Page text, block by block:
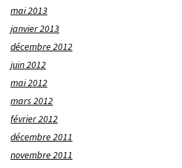
mai 2013
janvier 2013
décembre 2012
juin 2012
mai 2012
mars 2012
février 2012
décembre 2011
novembre 2011